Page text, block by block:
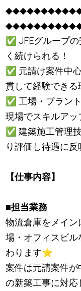
✅ JFEグループ
く続けられる！
✅ 元請け案件中
貫して経験できる
✅ 工場・プラン
現場でスキルアッ
✅ 建築施工管理
り評価し待遇に反
【仕事内容】
■担当業務
物流倉庫をメイ
場・オフィスビ
わります⭐
案件は元請案件
の新築工事に対応